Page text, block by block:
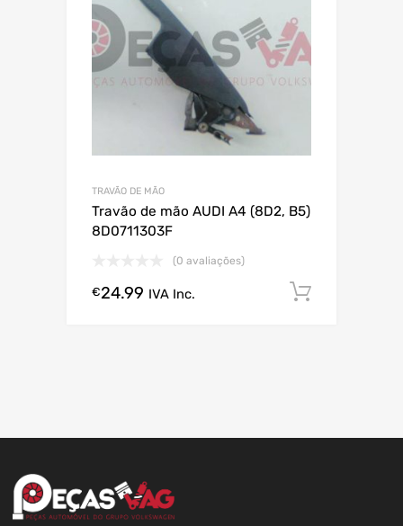
TRAVÃO DE MÃO
Travão de mão AUDI A4 (8D2, B5)
8D0711303F
(0 avaliações)
€24.99 IVA Inc.